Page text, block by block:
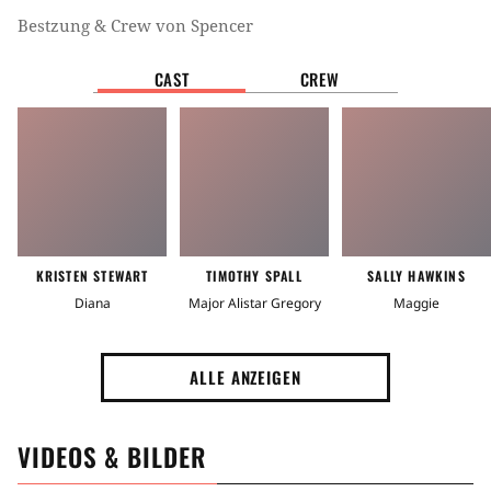
Bestzung & Crew von Spencer
CAST CREW
KRISTEN STEWART
Diana
TIMOTHY SPALL
Major Alistar Gregory
SALLY HAWKINS
Maggie
ALLE ANZEIGEN
VIDEOS & BILDER